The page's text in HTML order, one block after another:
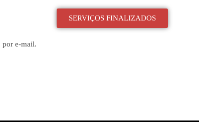
SERVIÇOS FINALIZADOS
por e-mail.